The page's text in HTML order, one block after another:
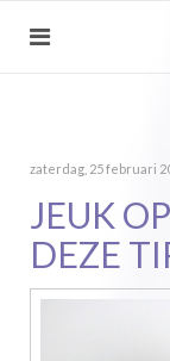
zaterdag, 25 februari
JEUK
DEZE